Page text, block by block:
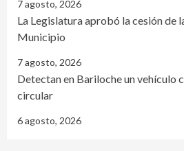
7 agosto, 2026
La Legislatura aprobó la cesión de
Municipio
7 agosto, 2026
Detectan en Bariloche un vehículo
circular
6 agosto, 2026